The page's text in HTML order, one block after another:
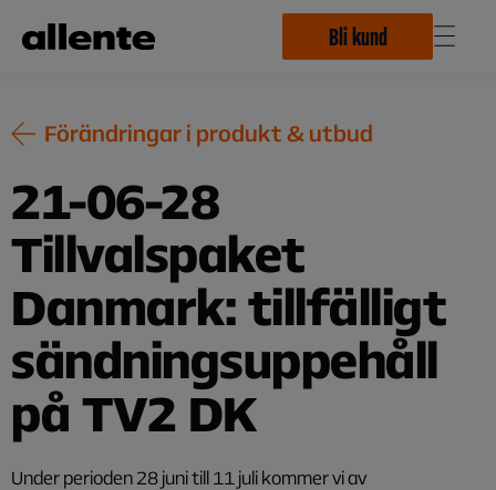
Bli kund
Förändringar i produkt & utbud
21-06-28
Tillvalspaket
Danmark: tillfälligt
sändningsuppehåll
på TV2 DK
Under perioden 28 juni till 11 juli kommer vi av